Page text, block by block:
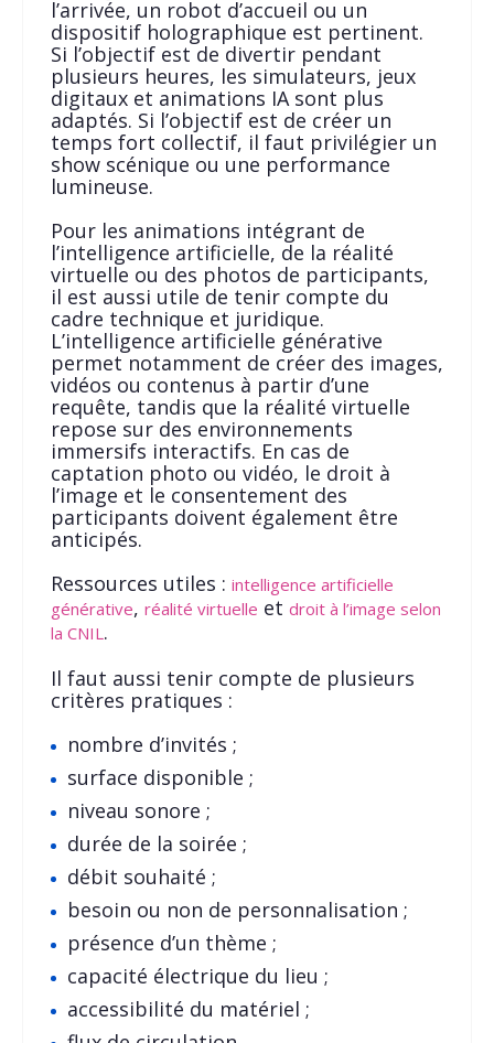
l’arrivée, un robot d’accueil ou un
dispositif holographique est pertinent.
Si l’objectif est de divertir pendant
plusieurs heures, les simulateurs, jeux
digitaux et animations IA sont plus
adaptés. Si l’objectif est de créer un
temps fort collectif, il faut privilégier un
show scénique ou une performance
lumineuse.
Pour les animations intégrant de
l’intelligence artificielle, de la réalité
virtuelle ou des photos de participants,
il est aussi utile de tenir compte du
cadre technique et juridique.
L’intelligence artificielle générative
permet notamment de créer des images,
vidéos ou contenus à partir d’une
requête, tandis que la réalité virtuelle
repose sur des environnements
immersifs interactifs. En cas de
captation photo ou vidéo, le droit à
l’image et le consentement des
participants doivent également être
anticipés.
Ressources utiles : intelligence artificielle
générative, réalité virtuelle et droit à l’image selon
la CNIL .
Il faut aussi tenir compte de plusieurs
critères pratiques :
nombre d’invités ;
surface disponible ;
niveau sonore ;
durée de la soirée ;
débit souhaité ;
besoin ou non de personnalisation ;
présence d’un thème ;
capacité électrique du lieu ;
accessibilité du matériel ;